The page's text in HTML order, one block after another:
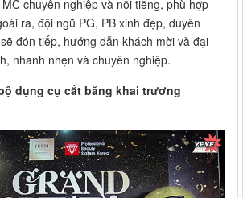
chuyên nghiệp và nổi tiếng, phù hợp
ra, đội ngũ PG, PB xinh đẹp, duyên
đón tiếp, hướng dẫn khách mời và đại
nhanh nhẹn và chuyên nghiệp.
dụng cụ cắt băng khai trương